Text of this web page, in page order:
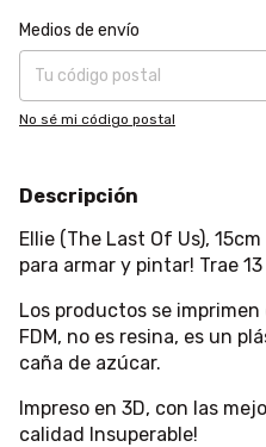
Entregas para el CP:
Medios de envío
No sé mi código postal
Descripción
Ellie (The Last Of Us),
para armar y pintar! Trae
Los productos se
FDM, no es resina, es un
caña de azúcar.
Impreso en 3D, con las
calidad Insuperable!